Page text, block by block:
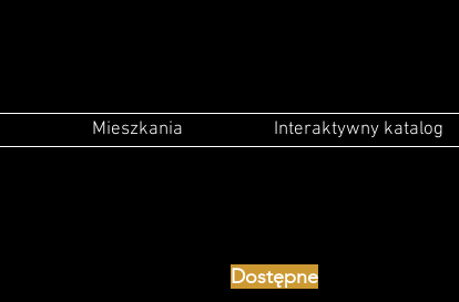
Mieszkania Interaktywny katalog
Dostępne